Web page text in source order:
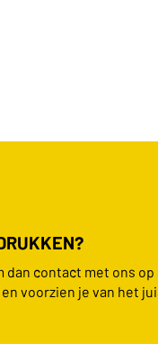
contact met ons
voorzien je van het